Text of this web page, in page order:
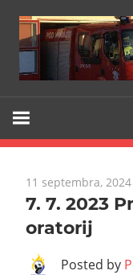
vami
že
1903
11 septembra, 2024
7. 7. 2023
oratorij
Posted by